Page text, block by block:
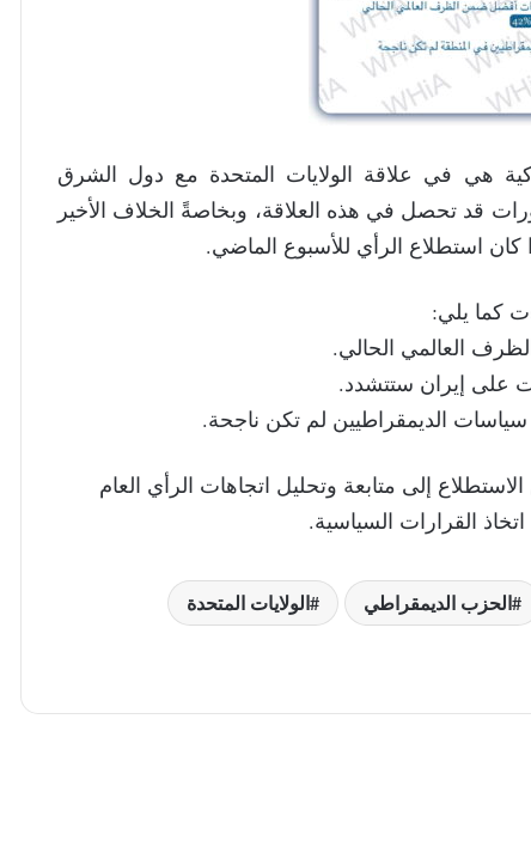
هي في علاقة الولايات المتحدة مع دول الشرق
قد تحصل في هذه العلاقة، وبخاصةً الخلاف الأخير
استطلاع الرأي للأسبوع الماضي.
إلى متابعة وتحليل اتجاهات الرأي العام
القرارات السياسية.
الحزب الديمقراطي
الولايات المتحدة